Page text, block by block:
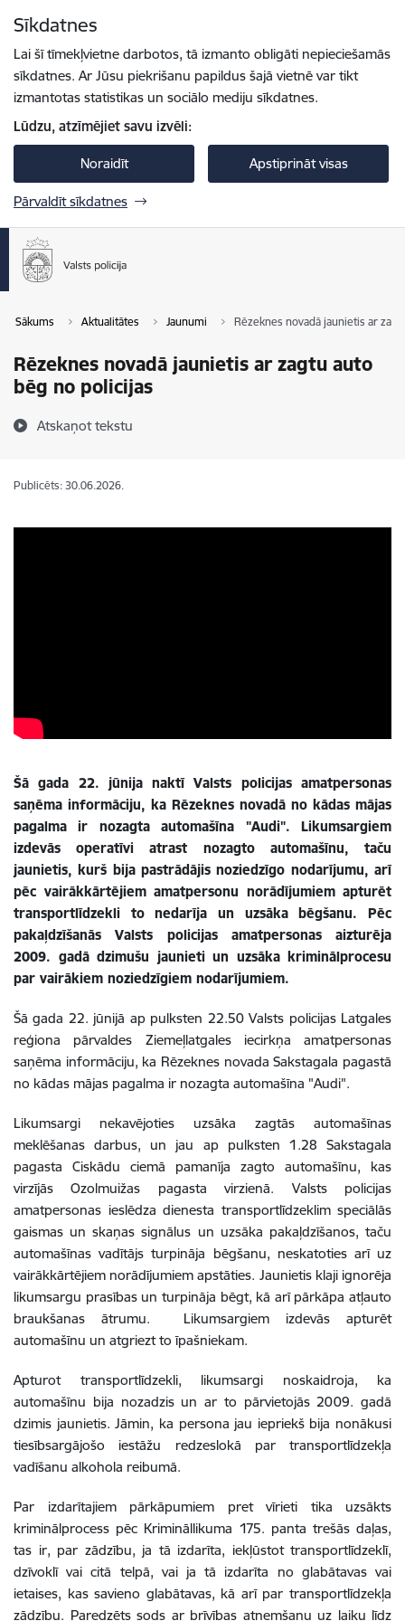
Sīkdatnes
Lai šī tīmekļvietne darbotos, tā izmanto obligāti nepieciešamās
sīkdatnes. Ar Jūsu piekrišanu papildus šajā vietnē var tikt
izmantotas statistikas un sociālo mediju sīkdatnes.
Lūdzu, atzīmējiet savu izvēli:
Noraidīt Apstiprināt visas
Pārvaldīt sīkdatnes
Sākums Aktualitātes Jaunumi Rēzeknes novadā jaunietis ar
Rēzeknes novadā jaunietis ar zagtu auto
bēg no policijas
Atskaņot tekstu
Publicēts: 30.06.2026.
Šā gada 22. jūnija naktī Valsts policijas amatpersonas
saņēma informāciju, ka Rēzeknes novadā no kādas mājas
pagalma ir nozagta automašīna "Audi". Likumsargiem
izdevās operatīvi atrast nozagto automašīnu, taču
jaunietis, kurš bija pastrādājis noziedzīgo nodarījumu, arī
pēc vairākkārtējiem amatpersonu norādījumiem apturēt
transportlīdzekli to nedarīja un uzsāka bēgšanu. Pēc
pakaļdzīšanās Valsts policijas amatpersonas aizturēja
2009. gadā dzimušu jaunieti un uzsāka kriminālprocesu
par vairākiem noziedzīgiem nodarījumiem.
Šā gada 22. jūnijā ap pulksten 22.50 Valsts policijas Latgales
reģiona pārvaldes Ziemeļlatgales iecirkņa amatpersonas
saņēma informāciju, ka Rēzeknes novada Sakstagala pagastā
no kādas mājas pagalma ir nozagta automašīna "Audi".
Likumsargi nekavējoties uzsāka zagtās automašīnas
meklēšanas darbus, un jau ap pulksten 1.28 Sakstagala
pagasta Ciskādu ciemā pamanīja zagto automašīnu, kas
virzījās Ozolmuižas pagasta virzienā. Valsts policijas
amatpersonas ieslēdza dienesta transportlīdzeklim speciālās
gaismas un skaņas signālus un uzsāka pakaļdzīšanos, taču
automašīnas vadītājs turpināja bēgšanu, neskatoties arī uz
vairākkārtējiem norādījumiem apstāties. Jaunietis klaji ignorēja
likumsargu prasības un turpināja bēgt, kā arī pārkāpa atļauto
braukšanas ātrumu. Likumsargiem izdevās apturēt
automašīnu un atgriezt to īpašniekam.
Apturot transportlīdzekli, likumsargi noskaidroja, ka
automašīnu bija nozadzis un ar to pārvietojās 2009. gadā
dzimis jaunietis. Jāmin, ka persona jau iepriekš bija nonākusi
tiesībsargājošo iestāžu redzeslokā par transportlīdzekļa
vadīšanu alkohola reibumā.
Par izdarītajiem pārkāpumiem pret vīrieti tika uzsākts
kriminālprocess pēc Krimināllikuma 175. panta trešās daļas,
tas ir, par zādzību, ja tā izdarīta, iekļūstot transportlīdzeklī,
dzīvoklī vai citā telpā, vai ja tā izdarīta no glabātavas vai
ietaises, kas savieno glabātavas, kā arī par transportlīdzekļa
zādzību. Paredzēts sods ar brīvības atņemšanu uz laiku līdz